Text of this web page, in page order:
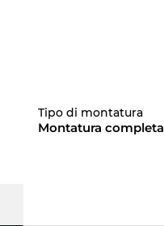
Tipo di montatura
Montatura completa